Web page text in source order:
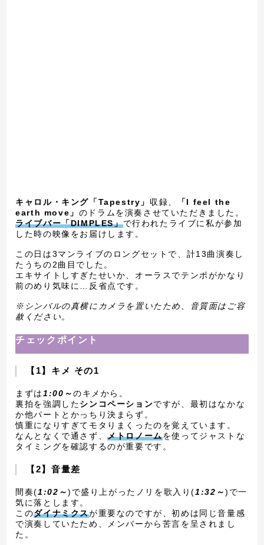
キャロル・キング「Tapestry」 収録、
「I feel the
earth move」 のドラムを演奏させていただきました。
ライブバー「DIMPLES」で行われたライブに私が参加
した時の映像をお届けします。
この日は3マンライブのロングセットで、計13曲演奏し
たうちの2曲目でした。
エキサイトしすぎたせいか、オーラスでテンポがかなり
前のめり気味に…反省点です。
※シンバルの真横にカメラを置いたため、音質面はご容
赦ください。
チェックポイント
【1】キメ その1
まずは1:00～のキメから。
裏拍を強調したシンコペーションですが、最初はなかな
か他パートとかっちり決まらず。
慎重になりすぎてモタりまくったのを覚えています。
なんとなくで通さず、メトロノームを使ってジャストな
タイミングを確認するのが重要です。
【2】音量差
間奏(1:02～)で盛り上がったノリを歌入り(1:32～)で一
気に落とします。
このダイナミクスが重要なのですが、初めは同じ音量感
で演奏していたため、メンバーから苦言を呈されまし
た。